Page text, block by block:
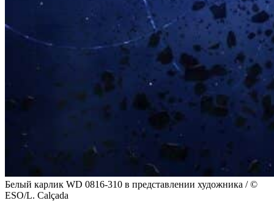
Белый карлик WD 0816-310 в представлении художника / ©
ESO/L. Calçada